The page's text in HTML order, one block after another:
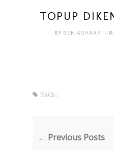
TOPUP
BY BEN ASHAARI-
TAGS :
← Previous Posts